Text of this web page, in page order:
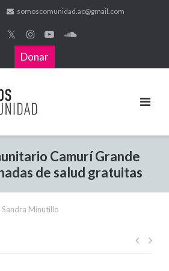
somoscomunidad.ac@gmail.com
𝕏
Donar
Camurí Grande
de salud gratuitas
Sandra Minutillo